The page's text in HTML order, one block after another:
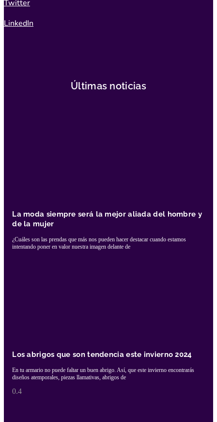
Twitter
LinkedIn
Últimas noticias
La moda siempre será la mejor aliada del hombre y
de la mujer
¿Cuáles son las prendas que más nos pueden hacer destacar cuando estamos
intentando poner en valor nuestra imagen delante de
Los abrigos que son tendencia este invierno 2024
En tu armario no puede faltar un buen abrigo. Así, que este invierno encontrarás
diseños atemporales, piezas llamativas, abrigos de